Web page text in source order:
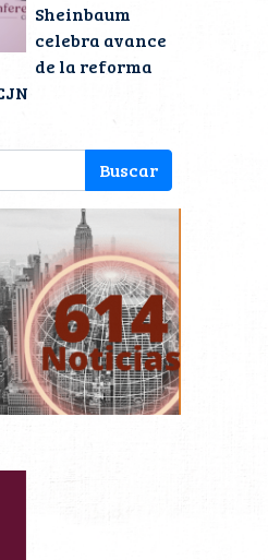
Sheinbaum
celebra avance
de la reforma